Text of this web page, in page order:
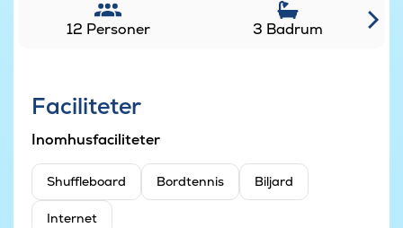
12 Personer 3 Badrum
Faciliteter
Inomhusfaciliteter
Shuffleboard Bordtennis Biljard
Internet